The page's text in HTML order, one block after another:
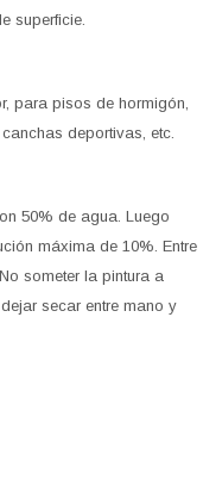
superficie.
para pisos de hormigón,
deportivas, etc.
50% de agua. Luego
máxima de 10%. Entre
someter la pintura a
secar entre mano y